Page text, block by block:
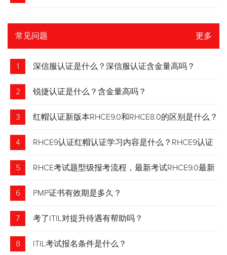
常见问题 更多
1 深信服认证是什么？深信服认证含金量高吗？
2 锐捷认证是什么？含金量高吗？
3 红帽认证新版本RHCE9.0和RHCE8.0的区别是什么？
4 RHCE9认证红帽认证学习内容是什么？RHCE9认证
介绍
5 RHCE考试题型级报考流程，最新考试RHCE9.0最新
考试 变化请悉知
6 PMP证书有效期是多久？
7 考了ITIL对提升待遇有帮助吗？
8 ITIL考试报名条件是什么？